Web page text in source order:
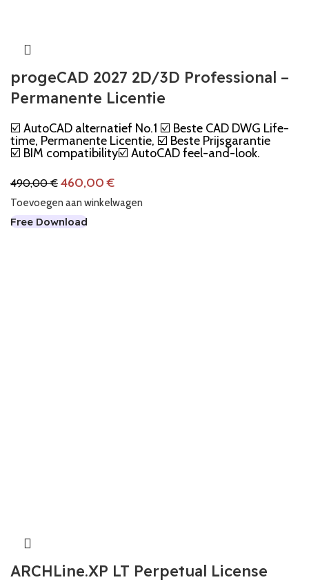
progeCAD 2027 2D/3D Professional –
Permanente Licentie
☑️ AutoCAD alternatief No.1 ☑️ Beste CAD DWG Life-
time, Permanente Licentie, ☑️ Beste Prijsgarantie
☑️ BIM compatibility☑️ AutoCAD feel-and-look.
490,00€ 460,00€
Toevoegen aan winkelwagen
Free Download
ARCHLine.XP LT Perpetual License